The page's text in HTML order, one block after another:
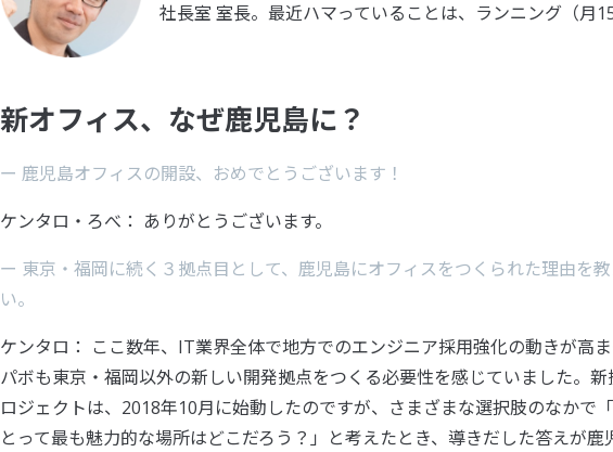
社長室 室長。最近ハマっていることは、ランニング（月
新オフィス、なぜ鹿児島に？
ー 鹿児島オフィスの開設、おめでとうございます！
ケンタロ・ろべ： ありがとうございます。
ー 東京・福岡に続く３拠点目として、鹿児島にオフィスをつくられた理由を
い。
ケンタロ： ここ数年、IT業界全体で地方でのエンジニア採用強化の動きが高
パボも東京・福岡以外の新しい開発拠点をつくる必要性を感じていました。
ロジェクトは、2018年10月に始動したのですが、さまざまな選択肢のなかで
とって最も魅力的な場所はどこだろう？」と考えたとき、導きだした答えが鹿